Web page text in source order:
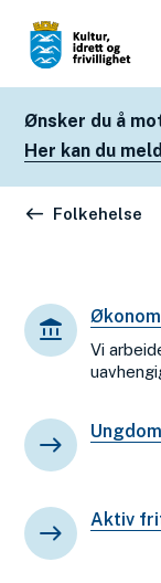
Ønsker du å
Her kan du
Du er her:
Folkehelse
Vi
Ungdom
Aktiv